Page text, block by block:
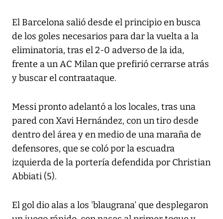
El Barcelona salió desde el principio en busca
de los goles necesarios para dar la vuelta a la
eliminatoria, tras el 2-0 adverso de la ida,
frente a un AC Milan que prefirió cerrarse atrás
y buscar el contraataque.
Messi pronto adelantó a los locales, tras una
pared con Xavi Hernández, con un tiro desde
dentro del área y en medio de una maraña de
defensores, que se coló por la escuadra
izquierda de la portería defendida por Christian
Abbiati (5).
El gol dio alas a los 'blaugrana' que desplegaron